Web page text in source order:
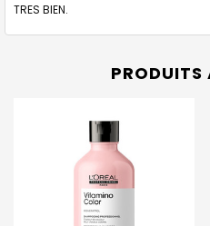
TRES BIEN.
PRODUITS